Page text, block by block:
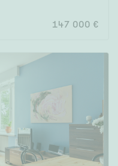
147 000 €